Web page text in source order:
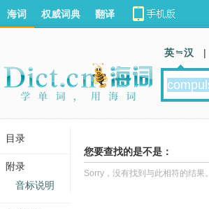
您要查找的是不是：
Sorry，没有找到与此相符的结果。
海词 权威词典 翻译
英 汉 |
目录
附录
音标说明